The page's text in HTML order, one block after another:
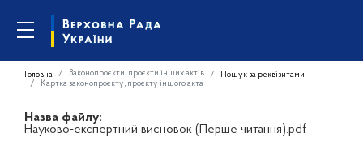
Головна Законопроєкти, проєкти інших актів
Пошук за реквізитами
Картка законопроєкту, проєкту іншого акта
Назва файлу:
Науково-експертний висновок (Перше читання).pdf